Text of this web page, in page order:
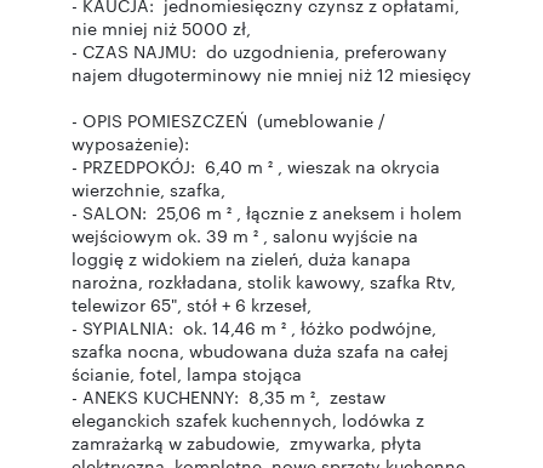
- KAUCJA: jednomiesięczny czynsz z opłatami,
nie mniej niż 5000 zł,
- CZAS NAJMU: do uzgodnienia, preferowany
najem długoterminowy nie mniej niż 12 miesięcy
- OPIS POMIESZCZEŃ (umeblowanie /
wyposażenie):
- PRZEDPOKÓJ: 6,40 m ² , wieszak na okrycia
wierzchnie, szafka,
- SALON: 25,06 m ² , łącznie z aneksem i holem
wejściowym ok. 39 m ² , salonu wyjście na
loggię z widokiem na zieleń, duża kanapa
narożna, rozkładana, stolik kawowy, szafka Rtv,
telewizor 65", stół + 6 krzeseł,
- SYPIALNIA: ok. 14,46 m ² , łóżko podwójne,
szafka nocna, wbudowana duża szafa na całej
ścianie, fotel, lampa stojąca
- ANEKS KUCHENNY: 8,35 m ², zestaw
eleganckich szafek kuchennych, lodówka z
zamrażarką w zabudowie, zmywarka, płyta